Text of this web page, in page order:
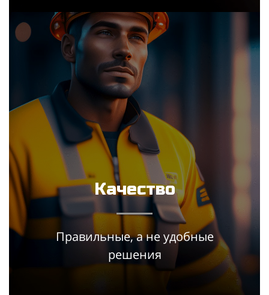
Качество
Правильные, а не удобные
решения